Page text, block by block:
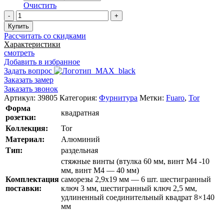
Очистить
Количество
товара
Ручка
K.XL62.TOR
Купить
Рассчитать со скидками
Характеристики
смотреть
Добавить в избранное
Задать вопрос
Заказать замер
Заказать звонок
Артикул: 39805 Категория: Фурнитура Метки: Fuaro, Tor
Форма
розетки:
квадратная
Коллекция:
Tor
Материал:
Алюминий
Тип:
раздельная
Комплектация
поставки:
стяжные винты (втулка 60 мм, винт М4 -10
мм, винт М4 — 40 мм)
саморезы 2,9х19 мм — 6 шт. шестигранный
ключ 3 мм, шестигранный ключ 2,5 мм,
удлиненный соединительный квадрат 8×140
мм